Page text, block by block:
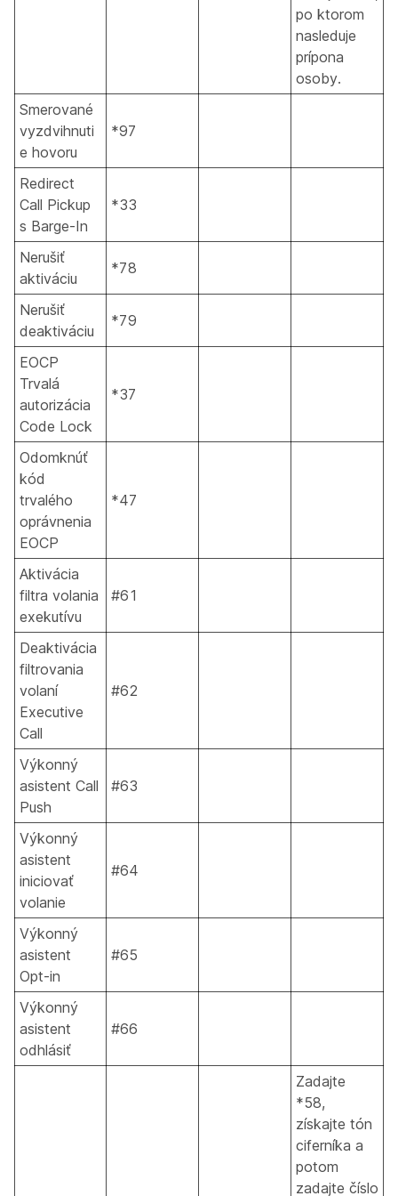
po ktorom
nasleduje
prípona
osoby.
Smerované
vyzdvihnuti
e hovoru
*97
Redirect
Call Pickup
s Barge-In
*33
Nerušiť
aktiváciu
*78
Nerušiť
deaktiváciu
*79
EOCP
Trvalá
autorizácia
Code Lock
*37
Odomknúť
kód
trvalého
oprávnenia
EOCP
*47
Aktivácia
filtra volania
exekutívu
#61
Deaktivácia
filtrovania
volaní
Executive
Call
#62
Výkonný
asistent Call
Push
#63
Výkonný
asistent
iniciovať
volanie
#64
Výkonný
asistent
Opt-in
#65
Výkonný
asistent
odhlásiť
#66
Zadajte
*58,
získajte tón
ciferníka a
potom
zadajte číslo